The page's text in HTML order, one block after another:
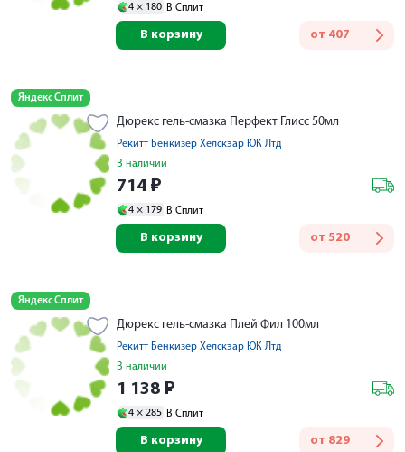
4 × 180 В Сплит
от 407
В корзину
Яндекс Сплит
Дюрекс гель-смазка Перфект Глисс 50мл
Рекитт Бенкизер Хелскэар ЮК Лтд
В наличии
714 ₽
4 × 179 В Сплит
от 520
В корзину
Яндекс Сплит
Дюрекс гель-смазка Плей Фил 100мл
Рекитт Бенкизер Хелскэар ЮК Лтд
В наличии
1 138 ₽
4 × 285 В Сплит
от 829
В корзину